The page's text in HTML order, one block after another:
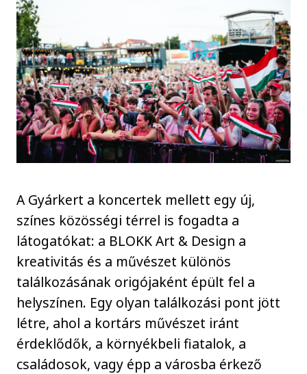
A Gyárkert a koncertek mellett egy új,
színes közösségi térrel is fogadta a
látogatókat: a BLOKK Art & Design a
kreativitás és a művészet különös
találkozásának origójaként épült fel a
helyszínen. Egy olyan találkozási pont jött
létre, ahol a kortárs művészet iránt
érdeklődők, a környékbeli fiatalok, a
családosok, vagy épp a városba érkező